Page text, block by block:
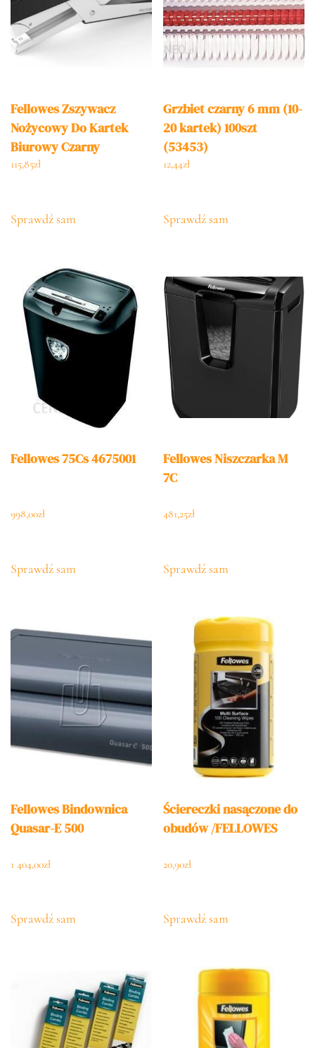
Fellowes Zszywacz
Nożycowy Do Kartek
Biurowy Czarny
115,85zł
Sprawdź sam
Grzbiet czarny 6 mm (10-
20 kartek) 100szt
(53453)
12,44zł
Sprawdź sam
Fellowes 75Cs 4675001
998,00zł
Sprawdź sam
Fellowes Niszczarka M
7C
481,25zł
Sprawdź sam
Fellowes Bindownica
Quasar-E 500
1 404,00zł
Sprawdź sam
Ściereczki nasączone do
obudów /FELLOWES
20,90zł
Sprawdź sam